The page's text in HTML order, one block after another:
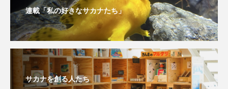
桂浜水族館 梅雨 棘皮動物
死滅回遊魚 水 水族館 水族館人
連載「私の好きなサカナたち」
サカナを創る人たち